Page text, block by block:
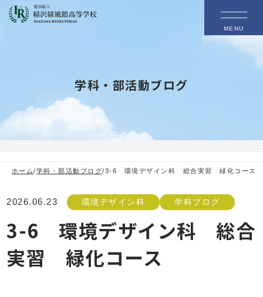
MENU
学科・部活動ブログ
ホーム/学科・部活動ブログ/3-6 環境デザイン科 総合実習 緑化コース
2026.06.23 環境デザイン科 学科ブログ
3-6 環境デザイン科 総合
実習 緑化コース